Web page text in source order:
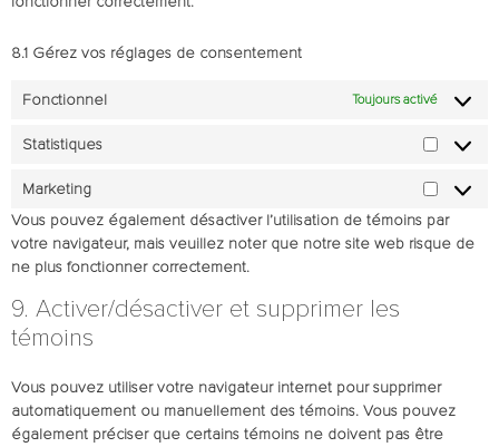
8.1 Gérez vos réglages de consentement
Fonctionnel Toujours activé
Statistiques
Marketing
Vous pouvez également désactiver l’utilisation de témoins par
votre navigateur, mais veuillez noter que notre site web risque de
ne plus fonctionner correctement.
9. Activer/désactiver et supprimer les
témoins
Vous pouvez utiliser votre navigateur internet pour supprimer
automatiquement ou manuellement des témoins. Vous pouvez
également préciser que certains témoins ne doivent pas être